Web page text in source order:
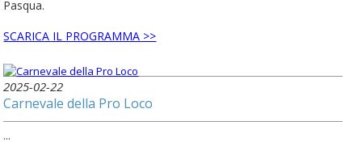
Pasqua.
SCARICA IL PROGRAMMA >>
2025-02-22
Carnevale della Pro Loco
...